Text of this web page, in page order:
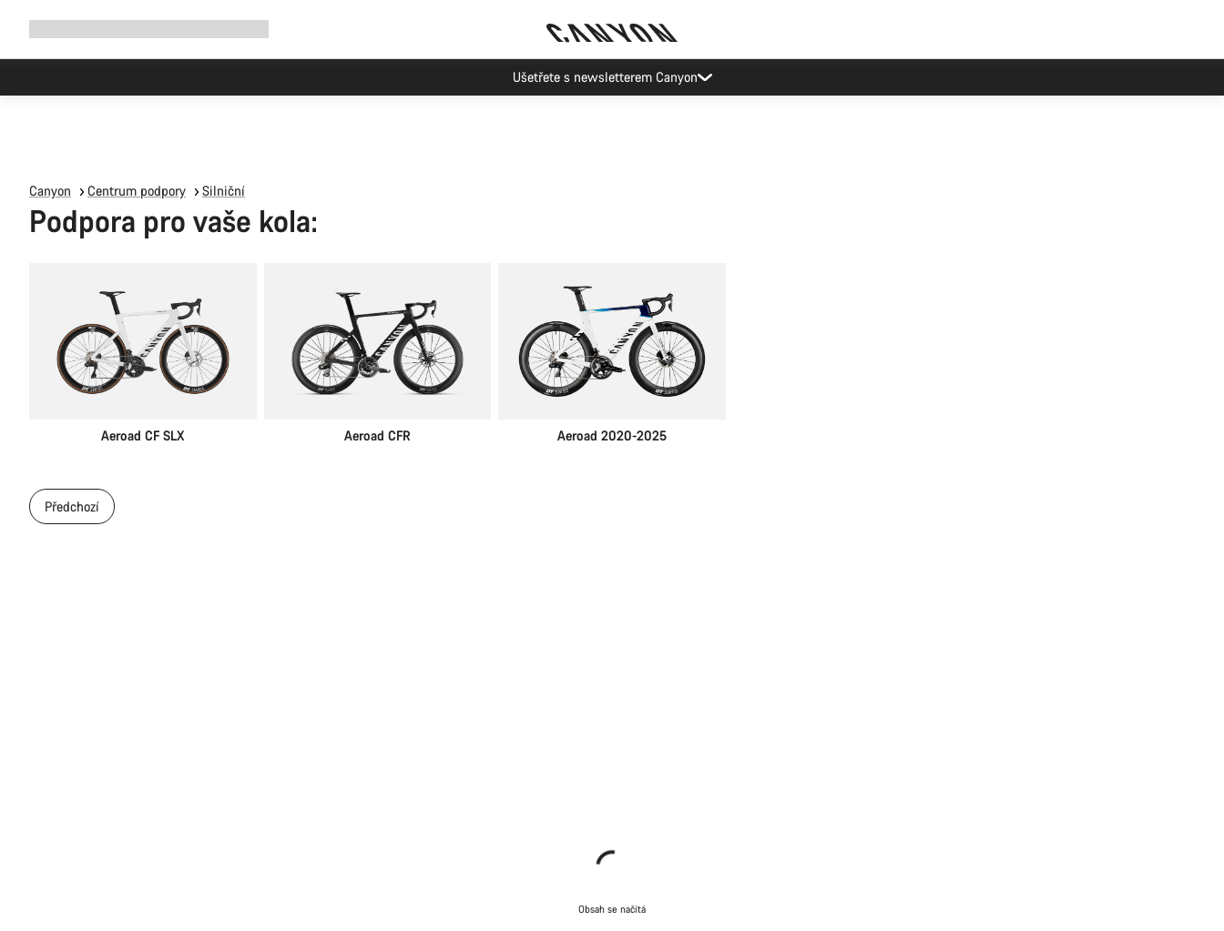
Ušetřete s newsletterem Canyon
Canyon Centrum podpory Silniční
Podpora pro vaše kola:
Aeroad CF SLX Aeroad CFR Aeroad 2020-2025
Předchozí
Obsah se načítá